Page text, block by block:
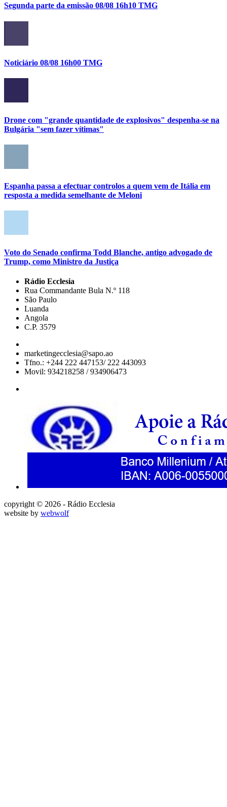
Segunda parte da emissão 08/08 16h10 TMG
Noticiário 08/08 16h00 TMG
Drone com "grande quantidade de explosivos" despenha-se na
Bulgária "sem fazer vítimas"
Espanha passa a efectuar controlos a quem vem de Itália em
resposta a medida semelhante de Meloni
Voto do Senado confirma Todd Blanche, antigo advogado de
Trump, como Ministro da Justiça
Rádio Ecclesia
Rua Commandante Bula N.º 118
São Paulo
Luanda
Angola
C.P. 3579
marketingecclesia@sapo.ao
Tfno.: +244 222 447153/ 222 443093
Movil: 934218258 / 934906473
copyright © 2026 - Rádio Ecclesia
website by webwolf